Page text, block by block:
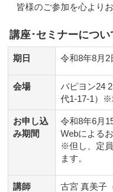
岡
場
の
ご
内
皆様のご参加を心よりお
講座･セミナーについ
期日 令和8年8月
会場
パピヨン24
代1-17-1）※
お申し込
み期間
令和8年6月
Webによる
※但し、定
ます。
講師
古宮 真美子